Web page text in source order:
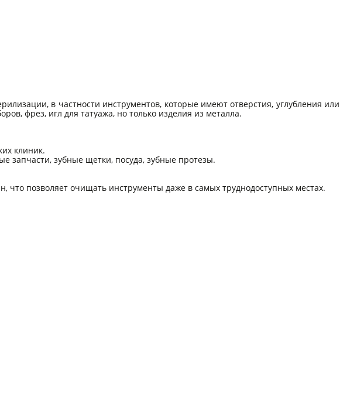
в частности инструментов, которые имеют отверстия, углубления или
фрез, игл для татуажа, но только изделия из металла.
клиник.
запчасти, зубные щетки, посуда, зубные протезы.
позволяет очищать инструменты даже в самых труднодоступных местах.